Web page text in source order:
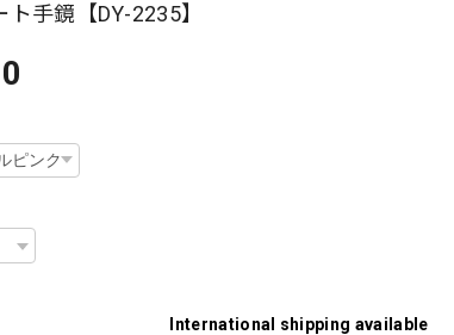
ト手鏡【DY-2235】
International shipping available